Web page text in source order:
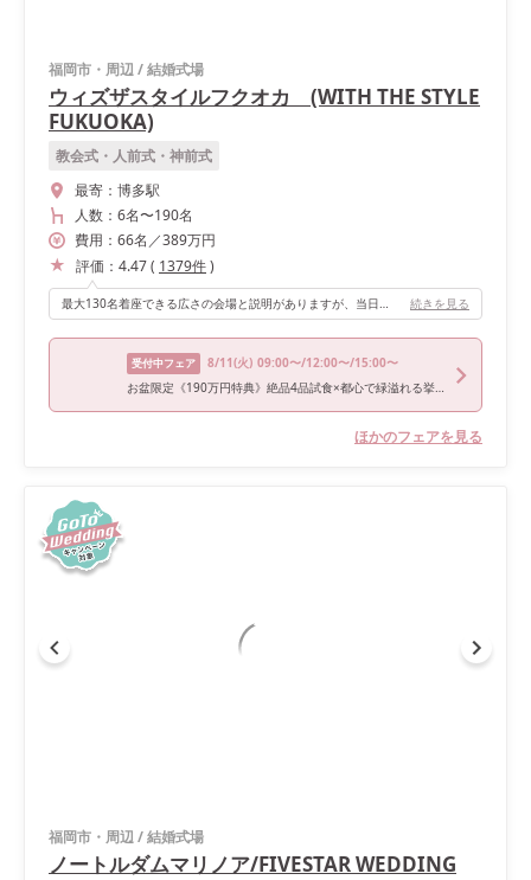
福岡市・周辺/結婚式場
ウィズザスタイルフクオカ (WITH THE STYLE
FUKUOKA)
教会式・人前式・神前式
最寄： 博多駅
人数： 6名〜190名
費用： 66名 ／389万円
評価： 4.47( 1379件)
最大130名着座できる広さの会場と説明がありますが、当日は82名のゲストの方にご列席いただき、一人ひとりの顔がちょうど分かる広さの披露宴会場でした。ゲストと距離がちかく、動線はしっかりと確保されたいので、結婚披露宴を心から楽しむことができました。 続きを見る
受付中フェア 8/11(火) 09:00〜/12:00〜/15:00〜
お盆限定《190万円特典》絶品4品試食×都心で緑溢れる挙式体験
ほかのフェアを見る
福岡市・周辺/結婚式場
ノートルダムマリノア/FIVESTAR WEDDING